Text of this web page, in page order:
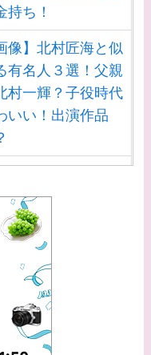
持ち！
像】北村匠海と似
有名人３選！父親
村一輝？子役時代
いい！出演作品
能人３選！白洲次
の関係は？ジャニ
出身？
像】山田裕貴の家
・家族構成は？嫁
七瀬との馴れ初め
在の活動は？